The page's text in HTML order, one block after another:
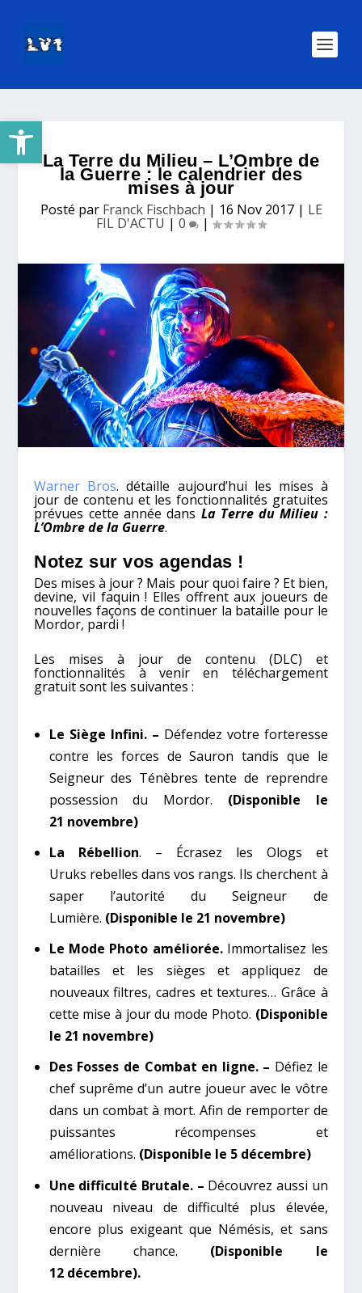
Ouvrir la barre d’outils
La Terre du Milieu – L’Ombre de
la Guerre : le calendrier des
mises à jour
Posté par Franck Fischbach | 16 Nov 2017| LE
FIL D'ACTU | 0 |
Warner Bros. détaille aujourd’hui les mises à
jour de contenu et les fonctionnalités gratuites
prévues cette année dans La Terre du Milieu :
L’Ombre de la Guerre.
Notez sur vos agendas !
Des mises à jour ? Mais pour quoi faire ? Et bien,
devine, vil faquin ! Elles offrent aux joueurs de
nouvelles façons de continuer la bataille pour le
Mordor, pardi !
Les mises à jour de contenu (DLC) et
fonctionnalités à venir en téléchargement
gratuit sont les suivantes :
Le Siège Infini. – Défendez votre forteresse
contre les forces de Sauron tandis que le
Seigneur des Ténèbres tente de reprendre
possession du Mordor. (Disponible le
21 novembre)
La Rébellion. – Écrasez les Ologs et
Uruks rebelles dans vos rangs. Ils cherchent à
saper l’autorité du Seigneur de
Lumière. (Disponible le 21 novembre)
Le Mode Photo améliorée.Immortalisez les
batailles et les sièges et appliquez de
nouveaux filtres, cadres et textures… Grâce à
cette mise à jour du mode Photo. (Disponible
le 21 novembre)
Des Fosses de Combat en ligne. – Défiez le
chef suprême d’un autre joueur avec le vôtre
dans un combat à mort. Afin de remporter de
puissantes récompenses et
améliorations. (Disponible le 5 décembre)
Une difficulté Brutale. – Découvrez aussi un
nouveau niveau de difficulté plus élevée,
encore plus exigeant que Némésis, et sans
dernière chance. (Disponible le
12 décembre).